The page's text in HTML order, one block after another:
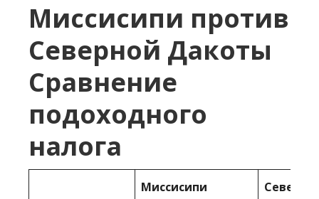
Миссисипи против
Северной Дакоты
Сравнение
подоходного
налога
Миссисипи